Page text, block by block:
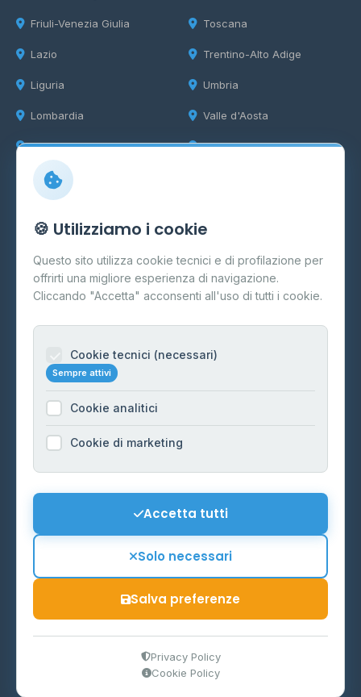
Friuli-Venezia Giulia
Lazio
Liguria
Lombardia
Marche
Toscana
Trentino-Alto Adige
Umbria
Valle d'Aosta
Veneto
Info
Cos'è il GPL
FAQ
Contatti
Informazioni legali
Cookie Policy
Preferenze Cookie
Mappa del sito
P.IVA 03859300364
Ministero delle Imprese e del Made in Italy
🍪 Utilizziamo i cookie
Questo sito utilizza cookie tecnici e di profilazione per
offrirti una migliore esperienza di navigazione.
Cliccando "Accetta" acconsenti all'uso di tutti i cookie.
Cookie tecnici (necessari)
Sempre attivi
Cookie analitici
Cookie di marketing
Accetta tutti
Solo necessari
Salva preferenze
Privacy Policy
Cookie Policy